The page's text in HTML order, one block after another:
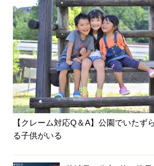
【クレーム対応Q＆A】公園でいたず
る子供がいる